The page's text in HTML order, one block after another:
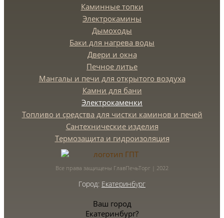
Каминные топки
Электрокамины
Дымоходы
Баки для нагрева воды
Двери и окна
Печное литье
Мангалы и печи для открытого воздуха
Камни для бани
Электрокаменки
Топливо и средства для чистки каминов и печей
Сантехнические изделия
Термозащита и гидроизоляция
Все права защищены ГлавПечьТорг | 2022
Город: Екатеринбург
Ваш город
Екатеринбург?